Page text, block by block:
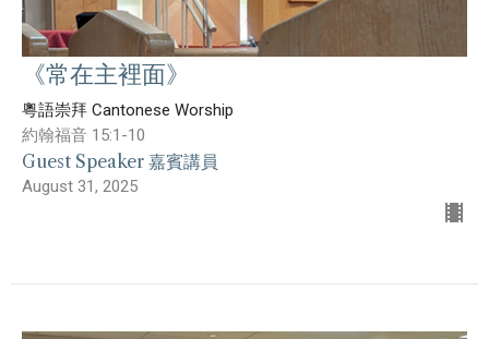
《常在主裡面》
粵語崇拜 Cantonese Worship
約翰福音 15:1-10
Guest Speaker 嘉賓講員
August 31, 2025